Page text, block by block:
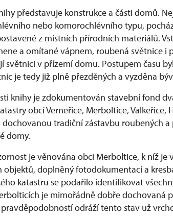
představuje konstrukce a části domů.
nebo komorochlévního typu,
z místních přírodních materiálů.
a omítané vápnem, roubená světnice i
světnici v přízemí domu. Postupem času
je tedy již plně přezděných a vyzděna
knihy je zdokumentován stavební fond
obcí Verneřice, Merboltice, Valkeřice,
dochovanou tradiční zástavbu roubených
domy.
je věnována obci Merboltice, k níž je
doplněný fotodokumentací a
katastru se podařilo identifikovat
je mimořádně dobře dochovaná
pravděpodobností odráží tento stav už